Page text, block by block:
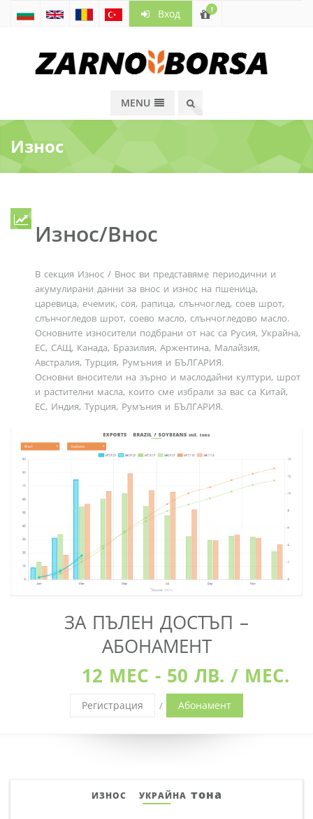
Вход !
MENU
Износ
Износ/Внос
В секция Износ / Внос ви представяме периодични и
акумулирани данни за внос и износ на пшеница,
царевица, ечемик, соя, рапица, слънчоглед, соев шрот,
слънчогледов шрот, соево масло, слънчогледово масло.
Основните износители подбрани от нас са Русия, Украйна,
ЕС, САЩ, Канада, Бразилия, Аржентина, Малайзия,
Австралия, Турция, Румъния и БЪЛГАРИЯ.
Основни вносители на зърно и маслодайни култури, шрот
и растителни масла, които сме избрали за вас са Китай,
ЕС, Индия, Турция, Румъния и БЪЛГАРИЯ.
ЗА ПЪЛЕН ДОСТЪП –
АБОНАМЕНТ
12 МЕС - 50 ЛВ. / МЕС.
Регистрация / Абонамент
ИЗНОС УКРАЙНА тона